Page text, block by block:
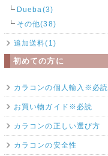
Dueba(3)
その他(38)
追加送料(1)
初めての方に
カラコンの個人輸入※必読
お買い物ガイド※必読
カラコンの正しい選び方
カラコンの安全性